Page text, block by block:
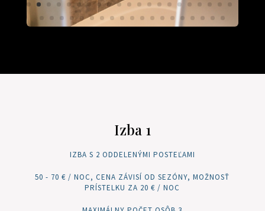
Izba 1
IZBA S 2 ODDELENÝMI POSTEĽAMI
50 - 70 € / NOC, CENA ZÁVISÍ OD SEZÓNY, MOŽNOSŤ
PRÍSTELKU ZA 20 € / NOC